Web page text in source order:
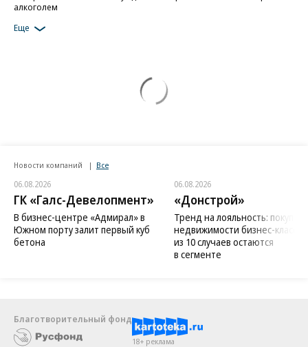
алкоголем
Еще
Новости компаний Все
06.08.2026
ГК «Галс-Девелопмент»
В бизнес-центре «Адмирал» в
Южном порту залит первый куб
бетона
06.08.2026
«Донстрой»
Тренд на лояльность:
недвижимости бизнес-класса
из 10 случаев остаются
в сегменте
Благотворительный фонд
18+ реклама